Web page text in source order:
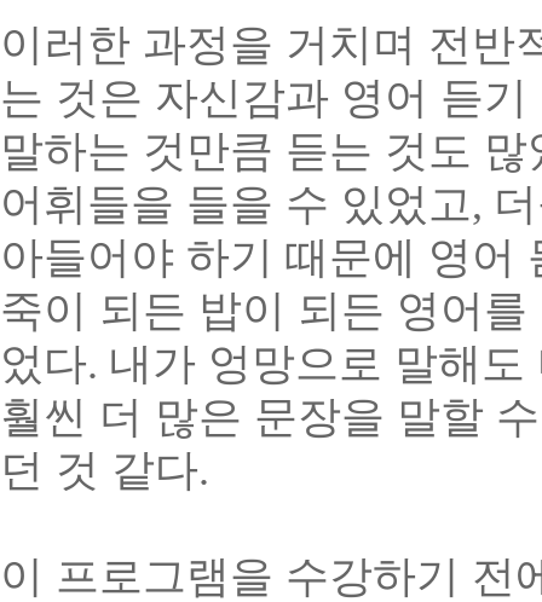
이러한 과정을 거치며 전반
는 것은 자신감과 영어 듣
말하는 것만큼 듣는 것도 많
어휘들을 들을 수 있었고,
아들어야 하기 때문에 영어
죽이 되든 밥이 되든 영어
었다. 내가 엉망으로 말해
훨씬 더 많은 문장을 말할
던 것 같다.
이 프로그램을 수강하기 전